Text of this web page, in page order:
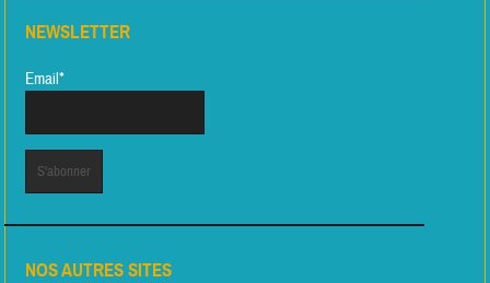
NEWSLETTER
Email*
NOS AUTRES SITES